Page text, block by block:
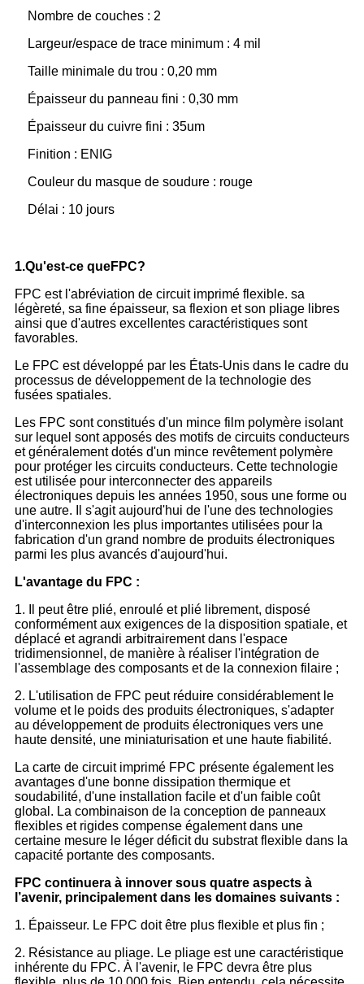
Nombre de couches : 2
Largeur/espace de trace minimum : 4 mil
Taille minimale du trou : 0,20 mm
Épaisseur du panneau fini : 0,30 mm
Épaisseur du cuivre fini : 35um
Finition : ENIG
Couleur du masque de soudure : rouge
Délai : 10 jours
1.Qu'est-ce queFPC?
FPC est l'abréviation de circuit imprimé flexible. sa
légèreté, sa fine épaisseur, sa flexion et son pliage libres
ainsi que d'autres excellentes caractéristiques sont
favorables.
Le FPC est développé par les États-Unis dans le cadre du
processus de développement de la technologie des
fusées spatiales.
Les FPC sont constitués d'un mince film polymère isolant
sur lequel sont apposés des motifs de circuits conducteurs
et généralement dotés d'un mince revêtement polymère
pour protéger les circuits conducteurs. Cette technologie
est utilisée pour interconnecter des appareils
électroniques depuis les années 1950, sous une forme ou
une autre. Il s'agit aujourd'hui de l'une des technologies
d'interconnexion les plus importantes utilisées pour la
fabrication d'un grand nombre de produits électroniques
parmi les plus avancés d'aujourd'hui.
L'avantage du FPC :
1. Il peut être plié, enroulé et plié librement, disposé
conformément aux exigences de la disposition spatiale, et
déplacé et agrandi arbitrairement dans l'espace
tridimensionnel, de manière à réaliser l'intégration de
l'assemblage des composants et de la connexion filaire ;
2. L'utilisation de FPC peut réduire considérablement le
volume et le poids des produits électroniques, s'adapter
au développement de produits électroniques vers une
haute densité, une miniaturisation et une haute fiabilité.
La carte de circuit imprimé FPC présente également les
avantages d'une bonne dissipation thermique et
soudabilité, d'une installation facile et d'un faible coût
global. La combinaison de la conception de panneaux
flexibles et rigides compense également dans une
certaine mesure le léger déficit du substrat flexible dans la
capacité portante des composants.
FPC continuera à innover sous quatre aspects à
l’avenir, principalement dans les domaines suivants :
1. Épaisseur. Le FPC doit être plus flexible et plus fin ;
2. Résistance au pliage. Le pliage est une caractéristique
inhérente du FPC. À l'avenir, le FPC devra être plus